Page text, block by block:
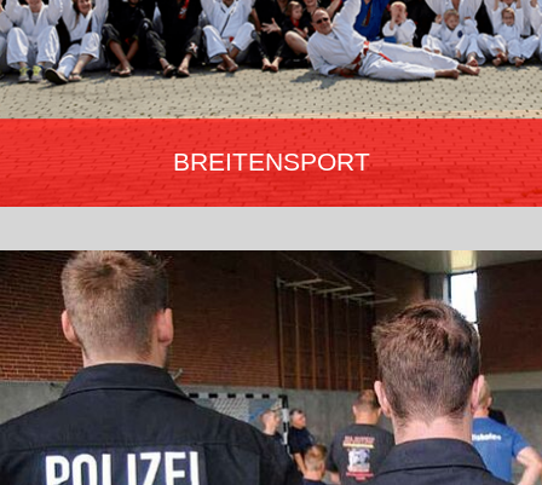
BREITENSPORT
Training für körperliche Fitness, Steigerung, Verbesserung des
Selbstwertgefühls sowie der eigenen Sicherheit. Angebote zur
Gewaltprävention, Selbstbehauptung und Selbstverteidigung in
über 1.000 Vereinen Deutschlands für jedes Alter von 6 bis 66+.
Mehr erfahren…